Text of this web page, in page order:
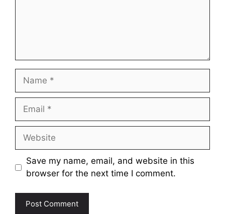
Name
Email
Website
Save my name, email, and website in this
browser for the next time I comment.